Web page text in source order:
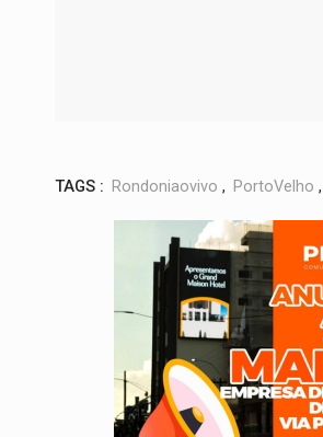
TAGS : Rondoniaovivo , PortoVelho ,